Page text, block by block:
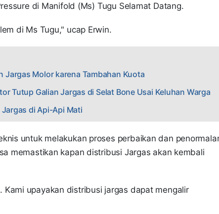
di Manifold (Ms) Tugu Selamat Datang.
di Ms Tugu," ucap Erwin.
Jargas Molor karena Tambahan Kuota
Tutup Galian Jargas di Selat Bone Usai Keluhan Warga
di Api-Api Mati
untuk melakukan proses perbaikan dan
memastikan kapan distribusi Jargas akan kembali
upayakan distribusi jargas dapat mengalir